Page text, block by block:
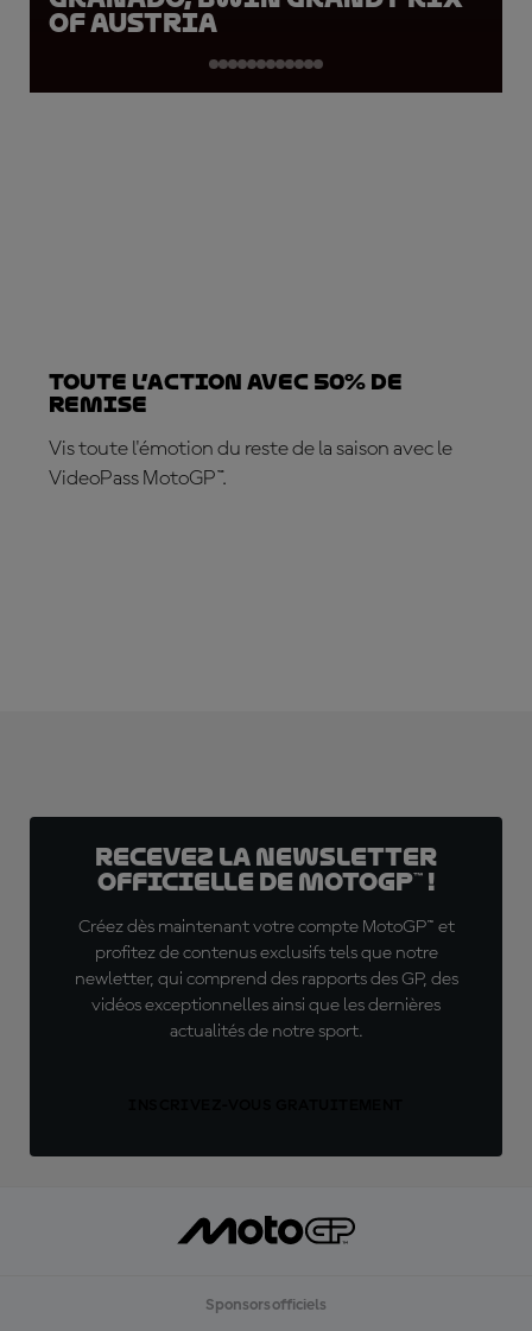
of Austria
TOUTE L’ACTION AVEC 50% DE
REMISE
Vis toute l'émotion du reste de la saison avec le
VideoPass MotoGP™.
Recevez la Newsletter
officielle de MotoGP™ !
Créez dès maintenant votre compte MotoGP™ et
profitez de contenus exclusifs tels que notre
newletter, qui comprend des rapports des GP, des
vidéos exceptionnelles ainsi que les dernières
actualités de notre sport.
Sponsors officiels